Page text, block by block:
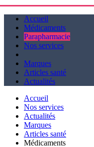
Accueil
Médicaments
Parapharmacie
Nos services
Marques
Articles santé
Actualités
Accueil
Nos services
Actualités
Marques
Articles santé
Médicaments